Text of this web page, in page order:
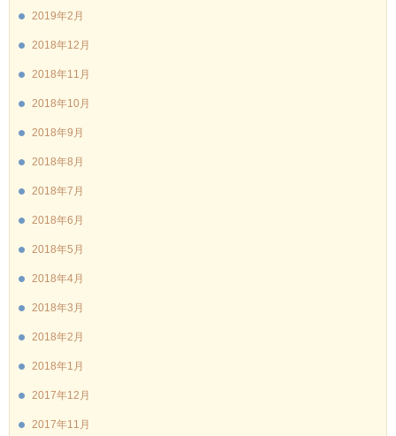
2019年2月
2018年12月
2018年11月
2018年10月
2018年9月
2018年8月
2018年7月
2018年6月
2018年5月
2018年4月
2018年3月
2018年2月
2018年1月
2017年12月
2017年11月